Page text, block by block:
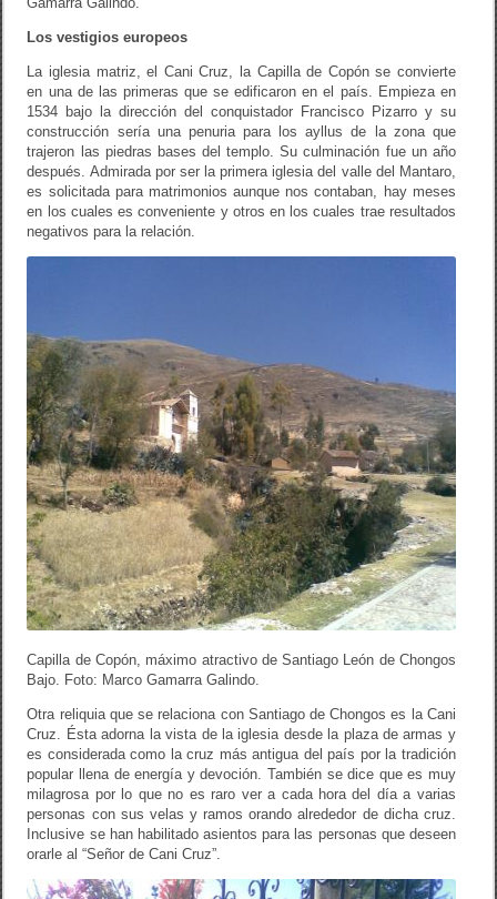
Los vestigios europeos
La iglesia matriz, el Cani Cruz, la Capilla de Copón se convierte
en una de las primeras que se edificaron en el país. Empieza en
1534 bajo la dirección del conquistador Francisco Pizarro y su
construcción sería una penuria para los ayllus de la zona que
trajeron las piedras bases del templo. Su culminación fue un año
después. Admirada por ser la primera iglesia del valle del Mantaro,
es solicitada para matrimonios aunque nos contaban, hay meses
en los cuales es conveniente y otros en los cuales trae resultados
negativos para la relación.
Capilla de Copón, máximo atractivo de Santiago León de Chongos
Bajo. Foto: Marco Gamarra Galindo.
Otra reliquia que se relaciona con Santiago de Chongos es la Cani
Cruz. Ésta adorna la vista de la iglesia desde la plaza de armas y
es considerada como la cruz más antigua del país por la tradición
popular llena de energía y devoción. También se dice que es muy
milagrosa por lo que no es raro ver a cada hora del día a varias
personas con sus velas y ramos orando alrededor de dicha cruz.
Inclusive se han habilitado asientos para las personas que deseen
orarle al “Señor de Cani Cruz”.